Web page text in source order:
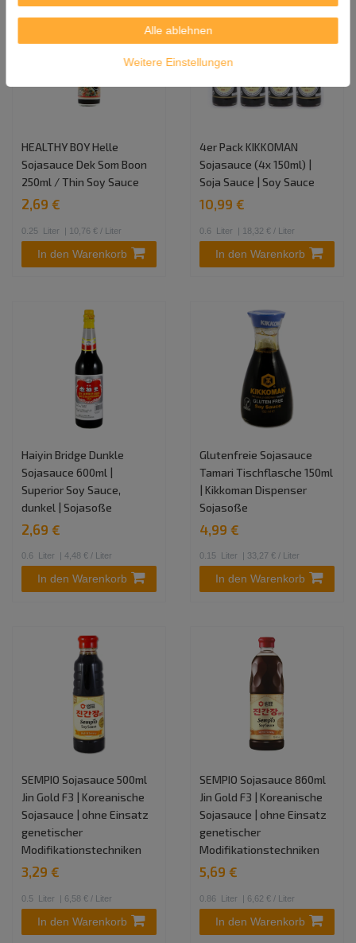
HEALTHY BOY Helle
Sojasauce Dek Som Boon
250ml / Thin Soy Sauce
2,69 €
0.25 Liter | 10,76 € / Liter
In den Warenkorb
4er Pack KIKKOMAN
Sojasauce (4x 150ml) |
Soja Sauce | Soy Sauce
10,99 €
0.6 Liter | 18,32 € / Liter
In den Warenkorb
Haiyin Bridge Dunkle
Sojasauce 600ml |
Superior Soy Sauce,
dunkel | Sojasoße
2,69 €
0.6 Liter | 4,48 € / Liter
In den Warenkorb
Glutenfreie Sojasauce
Tamari Tischflasche 150ml
| Kikkoman Dispenser
Sojasoße
4,99 €
0.15 Liter | 33,27 € / Liter
In den Warenkorb
SEMPIO Sojasauce 500ml
Jin Gold F3 | Koreanische
Sojasauce | ohne Einsatz
genetischer
Modifikationstechniken
3,29 €
0.5 Liter | 6,58 € / Liter
In den Warenkorb
SEMPIO Sojasauce 860ml
Jin Gold F3 | Koreanische
Sojasauce | ohne Einsatz
genetischer
Modifikationstechniken
5,69 €
0.86 Liter | 6,62 € / Liter
In den Warenkorb
Alle ablehnen
Weitere Einstellungen